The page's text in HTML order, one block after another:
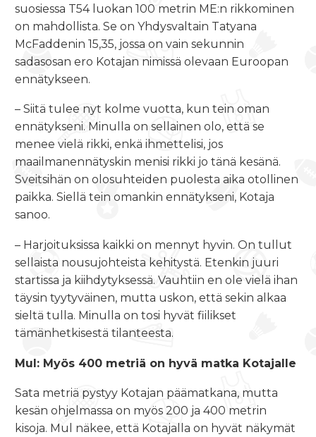
suosiessa T54 luokan 100 metrin ME:n rikkominen
on mahdollista. Se on Yhdysvaltain Tatyana
McFaddenin 15,35, jossa on vain sekunnin
sadasosan ero Kotajan nimissä olevaan Euroopan
ennätykseen.
– Siitä tulee nyt kolme vuotta, kun tein oman
ennätykseni. Minulla on sellainen olo, että se
menee vielä rikki, enkä ihmettelisi, jos
maailmanennätyskin menisi rikki jo tänä kesänä.
Sveitsihän on olosuhteiden puolesta aika otollinen
paikka. Siellä tein omankin ennätykseni, Kotaja
sanoo.
– Harjoituksissa kaikki on mennyt hyvin. On tullut
sellaista nousujohteista kehitystä. Etenkin juuri
startissa ja kiihdytyksessä. Vauhtiin en ole vielä ihan
täysin tyytyväinen, mutta uskon, että sekin alkaa
sieltä tulla. Minulla on tosi hyvät fiilikset
tämänhetkisestä tilanteesta.
Mul: Myös 400 metriä on hyvä matka Kotajalle
Sata metriä pystyy Kotajan päämatkana, mutta
kesän ohjelmassa on myös 200 ja 400 metrin
kisoja. Mul näkee, että Kotajalla on hyvät näkymät